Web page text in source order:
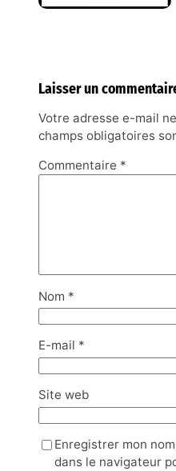
Laisser un
Votre adresse e-mail
champs obligatoires
Commentaire *
Nom *
E-mail *
Site web
Enregistrer mon
dans le navigateur